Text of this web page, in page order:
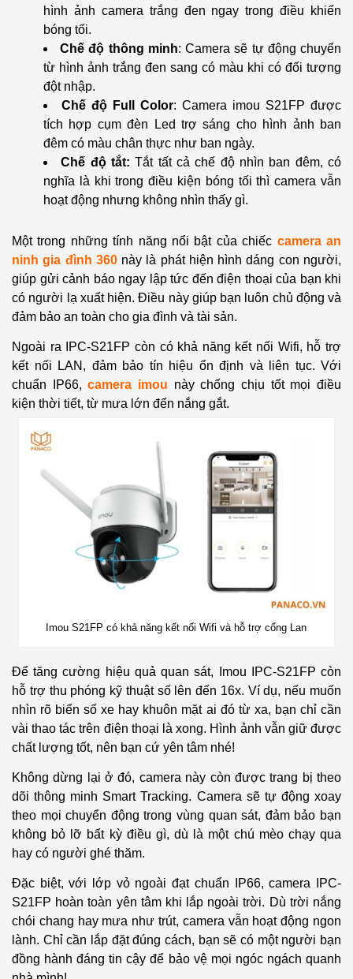
hình ảnh camera trắng đen ngay trong điều khiến
bóng tối.
Chế độ thông minh: Camera sẽ tự động chuyển
từ hình ảnh trắng đen sang có màu khi có đối tượng
đột nhập.
Chế độ Full Color: Camera imou S21FP được
tích hợp cụm đèn Led trợ sáng cho hình ảnh ban
đêm có màu chân thực như ban ngày.
Chế độ tắt: Tắt tất cả chế độ nhìn ban đêm, có
nghĩa là khi trong điều kiện bóng tối thì camera vẫn
hoạt động nhưng không nhìn thấy gì.
Một trong những tính năng nổi bật của chiếc camera an
ninh gia đình 360này là phát hiện hình dáng con người,
giúp gửi cảnh báo ngay lập tức đến điện thoại của bạn khi
có người lạ xuất hiện. Điều này giúp bạn luôn chủ động và
đảm bảo an toàn cho gia đình và tài sản.
Ngoài ra IPC-S21FP còn có khả năng kết nối Wifi, hỗ trợ
kết nối LAN, đảm bảo tín hiệu ổn định và liên tục. Với
chuẩn IP66,camera imou này chống chịu tốt mọi điều
kiện thời tiết, từ mưa lớn đến nắng gắt.
Imou S21FP có khả năng kết nối Wifi và hỗ trợ cổng Lan
Để tăng cường hiệu quả quan sát, Imou IPC-S21FP còn
hỗ trợ thu phóng kỹ thuật số lên đến 16x. Ví dụ, nếu muốn
nhìn rõ biển số xe hay khuôn mặt ai đó từ xa, bạn chỉ cần
vài thao tác trên điện thoại là xong. Hình ảnh vẫn giữ được
chất lượng tốt, nên bạn cứ yên tâm nhé!
Không dừng lại ở đó, camera này còn được trang bị theo
dõi thông minh Smart Tracking. Camera sẽ tự động xoay
theo mọi chuyển động trong vùng quan sát, đảm bảo bạn
không bỏ lỡ bất kỳ điều gì, dù là một chú mèo chạy qua
hay có người ghé thăm.
Đặc biệt, với lớp vỏ ngoài đạt chuẩn IP66, camera IPC-
S21FP hoàn toàn yên tâm khi lắp ngoài trời. Dù trời nắng
chói chang hay mưa như trút, camera vẫn hoạt động ngon
lành. Chỉ cần lắp đặt đúng cách, bạn sẽ có một người bạn
đồng hành đáng tin cậy để bảo vệ mọi ngóc ngách quanh